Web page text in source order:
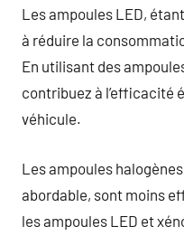
Les ampoules LED,
à réduire la
En utilisant des
contribuez à l’efficacité
véhicule.
Les ampoules
abordable, sont moins
les ampoules LED et